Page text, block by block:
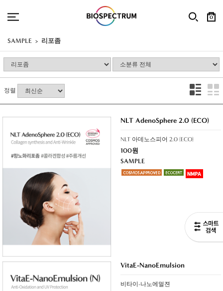
0
SAMPLE 리포좀
정렬
NLT AdenoSphere 2.0 (ECO)
NLT 아데노스피어 2.0 (ECO)
100원
SAMPLE
VitaE-NanoEmulsion
비타이-나노에멀젼